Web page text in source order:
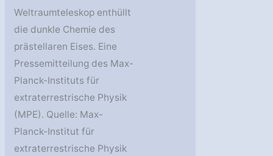
Weltraumteleskop enthüllt
die dunkle Chemie des
prästellaren Eises. Eine
Pressemitteilung des Max-
Planck-Instituts für
extraterrestrische Physik
(MPE). Quelle: Max-
Planck-Institut für
extraterrestrische Physik